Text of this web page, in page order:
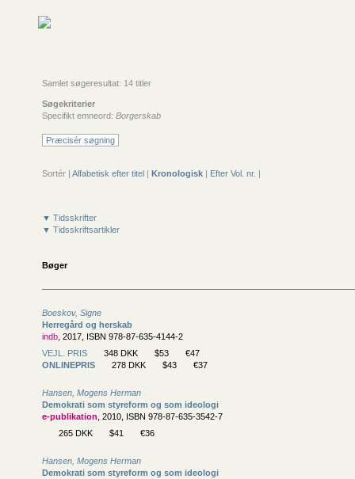
Samlet søgeresultat: 14 titler
Søgekriterier
Specifikt emneord: Borgerskab
Præcisér søgning
Sortér | Alfabetisk efter titel | Kronologisk | Efter Vol. nr. |
▼ Tidsskrifter
▼ Tidsskriftsartikler
Bøger
Boeskov, Signe
Herregård og herskab
indb , 2017, ISBN 978-87-635-4144-2
VEJL. PRIS
348 DKK $53
€47
ONLINEPRIS
278 DKK $43 €37
Hansen, Mogens Herman
Demokrati som styreform og som ideologi
e-publikation , 2010, ISBN 978-87-635-3542-7
265 DKK
$41 €36
Hansen, Mogens Herman
Demokrati som styreform og som ideologi